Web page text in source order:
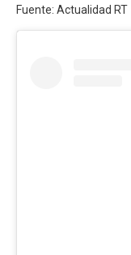
Fuente: Actualidad RT